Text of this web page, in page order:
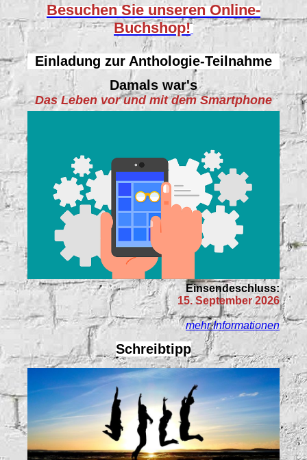
Besuchen Sie unserenOnline-
Buchshop!
Einladung zur Anthologie-Teilnahme
Damals war's
Das Leben vor und mit dem Smartphone
Einsendeschluss:
15. September 2026
mehr Informationen
Schreibtipp